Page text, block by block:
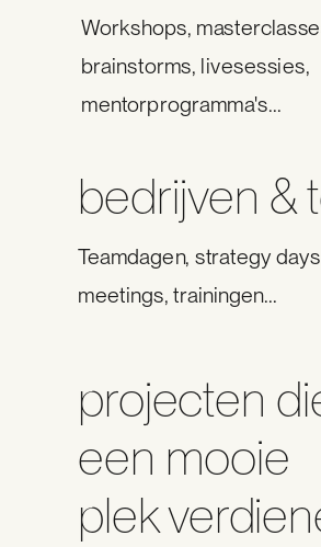
Workshops,
brainstorms, livesessies,
mentorprogramma's...
bedrijven &
Teamdagen, strategy
meetings, trainingen...
projecten
een mooie
plek